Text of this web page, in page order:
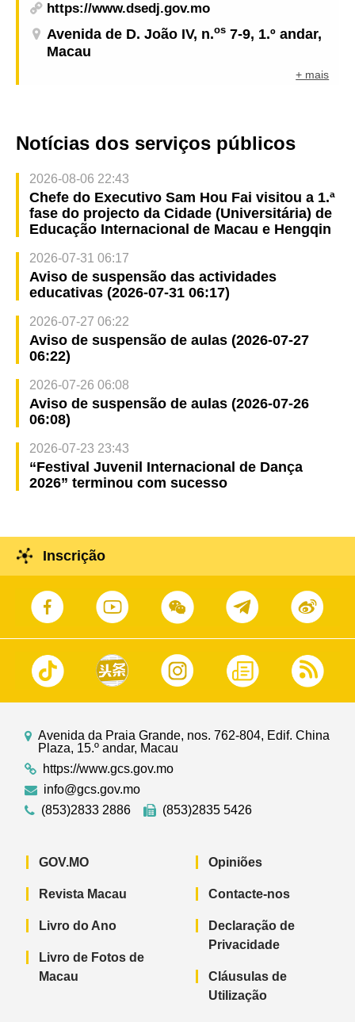
https://www.dsedj.gov.mo
Avenida de D. João IV, n.os 7-9, 1.º andar,
Macau
+ mais
Notícias dos serviços públicos
2026-08-06 22:43
Chefe do Executivo Sam Hou Fai visitou a 1.ª
fase do projecto da Cidade (Universitária) de
Educação Internacional de Macau e Hengqin
2026-07-31 06:17
Aviso de suspensão das actividades
educativas (2026-07-31 06:17)
2026-07-27 06:22
Aviso de suspensão de aulas (2026-07-27
06:22)
2026-07-26 06:08
Aviso de suspensão de aulas (2026-07-26
06:08)
2026-07-23 23:43
“Festival Juvenil Internacional de Dança
2026” terminou com sucesso
Inscrição
Avenida da Praia Grande, nos. 762-804, Edif. China
Plaza, 15.º andar, Macau
https://www.gcs.gov.mo
info@gcs.gov.mo
(853)2833 2886
(853)2835 5426
GOV.MO
Revista Macau
Livro do Ano
Livro de Fotos de
Macau
Opiniões
Contacte-nos
Declaração de
Privacidade
Cláusulas de
Utilização